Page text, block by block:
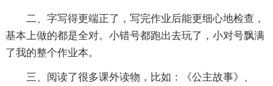
二、字写得更端正了，写完作业后能更细心地检查，
基本上做的都是全对。小错号都跑出去玩了，小对号飘满
了我的整个作业本。
三、阅读了很多课外读物，比如：《公主故事》、